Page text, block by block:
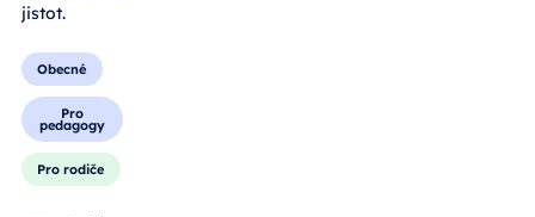
jistot.
Obecné
Pro
pedagogy
Pro rodiče